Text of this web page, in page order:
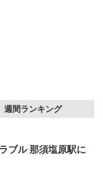
週間ランキング
ブル 那須塩原駅に